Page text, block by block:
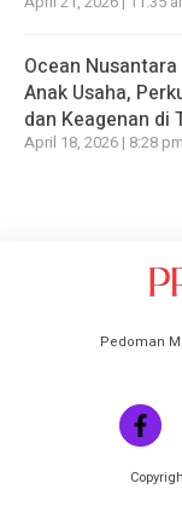
Ocean
Anak Usaha,
dan Keagenan di
April 18, 2026 | 8:28
Pedoman